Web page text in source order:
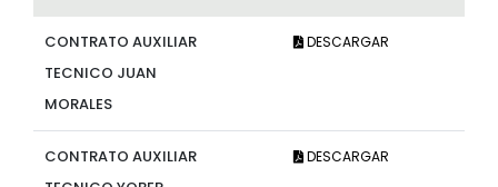
CONTRATO AUXILIAR
TECNICO JUAN
MORALES
DESCARGAR
CONTRATO AUXILIAR
DESCARGAR